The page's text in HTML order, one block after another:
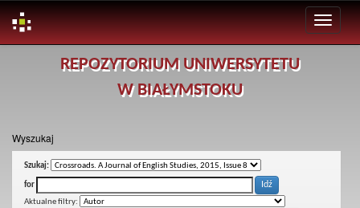
REPOZYTORIUM UNIWERSYTETU
W BIAŁYMSTOKU
Wyszukaj
Szukaj:
for
Aktualne filtry: